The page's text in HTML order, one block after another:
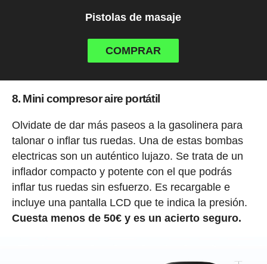
Pistolas de masaje
COMPRAR
8. Mini compresor aire portátil
Olvidate de dar más paseos a la gasolinera para
talonar o inflar tus ruedas. Una de estas bombas
electricas son un auténtico lujazo. Se trata de un
inflador compacto y potente con el que podrás
inflar tus ruedas sin esfuerzo. Es recargable e
incluye una pantalla LCD que te indica la presión.
Cuesta menos de 50€ y es un acierto seguro.